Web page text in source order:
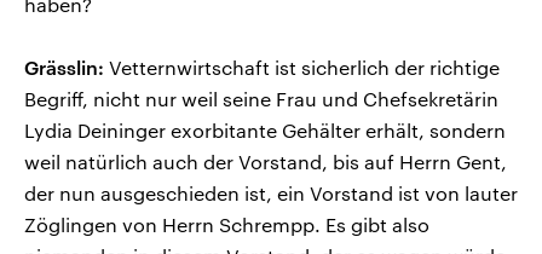
Grässlin: Vetternwirtschaft ist sicherlich der richtige
Begriff, nicht nur weil seine Frau und Chefsekretärin
Lydia Deininger exorbitante Gehälter erhält, sondern
weil natürlich auch der Vorstand, bis auf Herrn Gent,
der nun ausgeschieden ist, ein Vorstand ist von lauter
Zöglingen von Herrn Schrempp. Es gibt also